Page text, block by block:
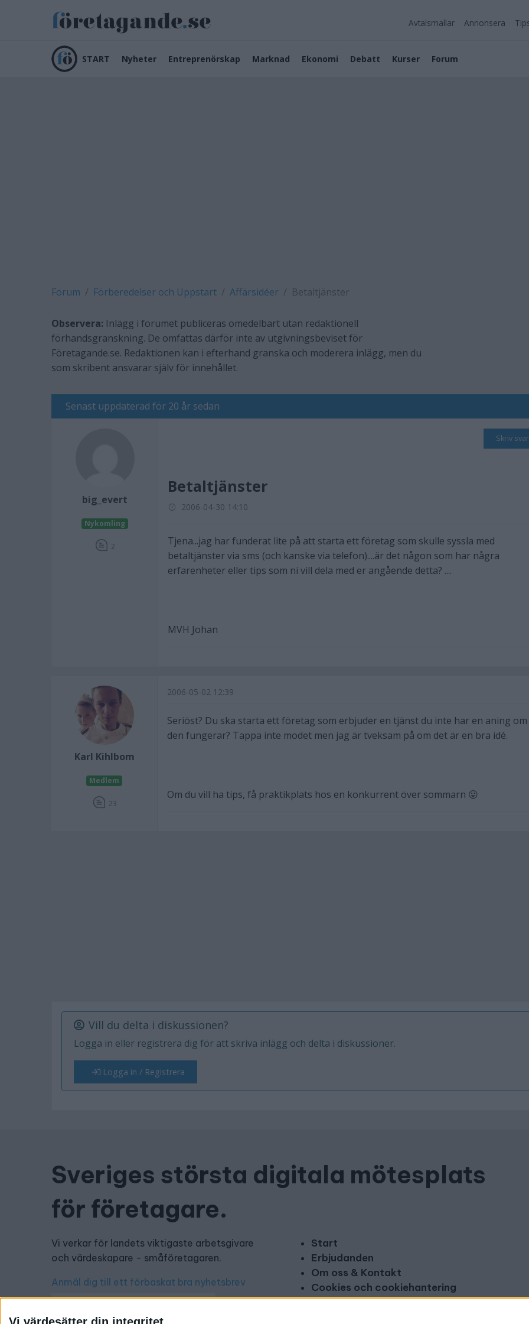
Avtalsmallar Annonsera
START Nyheter Entreprenörskap Marknad Ekonomi Debatt Kurser Forum
Forum Förberedelser och Uppstart Affärsidéer Betaltjänster
Observera: Inlägg i forumet publiceras omedelbart utan redaktionell
förhandsgranskning. De omfattas därför inte av utgivningsbeviset för
Företagande.se. Redaktionen kan i efterhand granska och moderera inlägg, men du
som skribent ansvarar själv för innehållet.
Senast uppdaterad för 20 år sedan
big_evert
Nykomling
2
Skriv svar
Betaltjänster
2006-04-30 14:10
Tjena...jag har funderat lite på att starta ett företag som skulle syssla med
betaltjänster via sms (och kanske via telefon)....är det någon som har några
erfarenheter eller tips som ni vill dela med er angående detta? ....
MVH Johan
Karl Kihlbom
Medlem
23
2006-05-02 12:39
Seriöst? Du ska starta ett företag som erbjuder en tjänst du inte har en aning
den fungerar? Tappa inte modet men jag är tveksam på om det är en bra idé.
Om du vill ha tips, få praktikplats hos en konkurrent över sommarn 😛
Vill du delta i diskussionen?
Logga in eller registrera dig för att skriva inlägg och delta i diskussioner.
Logga in / Registrera
Sveriges största digitala mötesplats
för företagare.
Vi verkar för landets viktigaste arbetsgivare
och värdeskapare - småföretagaren.
Anmäl dig till ett förbaskat bra nyhetsbrev
Start
Erbjudanden
Om oss & Kontakt
Cookies och cookiehantering
Copyright och disclaimer